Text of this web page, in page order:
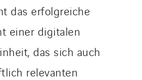
das erfolgreiche
einer digitalen
das sich auch
relevanten